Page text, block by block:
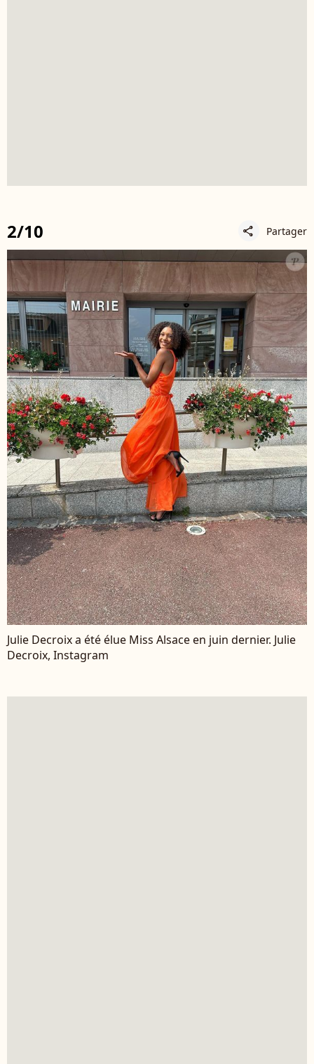
2/10 share Partager
Julie Decroix a été élue Miss Alsace en juin dernier. Julie
Decroix, Instagram